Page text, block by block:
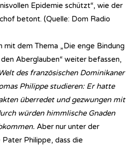
Epidemie schützt“, wie der
betont. (Quelle: Dom Radio
mit dem Thema „Die enge Bindung
Aberglauben“ weiter befassen,
des französischen Dominikaner
Philippe studieren: Er hatte
überredet und gezwungen mit
würden himmlische Gnaden
Aber nur unter der
Philippe, dass die